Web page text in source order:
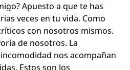
Apuesto a que te has
veces en tu vida. Como
con nosotros mismos.
de nosotros. La
nos acompañan
Estos son los